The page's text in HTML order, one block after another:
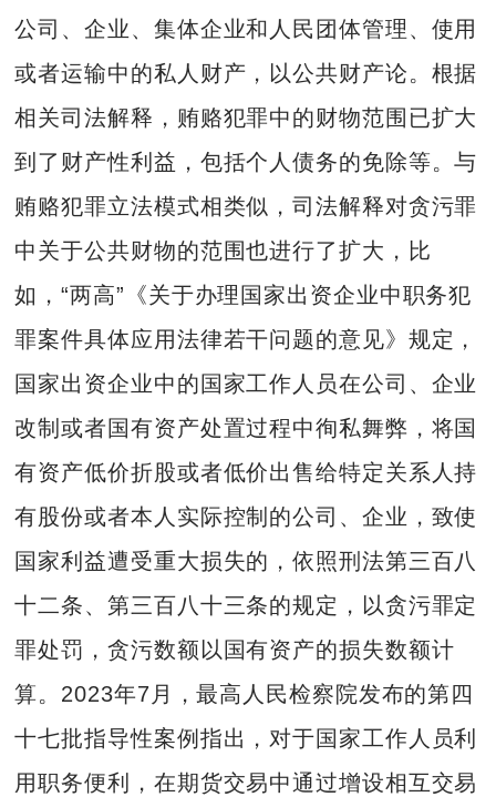
公司、企业、集体企业和人民团体管理、使用
或者运输中的私人财产，以公共财产论。根据
相关司法解释，贿赂犯罪中的财物范围已扩大
到了财产性利益，包括个人债务的免除等。与
贿赂犯罪立法模式相类似，司法解释对贪污罪
中关于公共财物的范围也进行了扩大，比
如，“两高”《关于办理国家出资企业中职务犯
罪案件具体应用法律若干问题的意见》规定，
国家出资企业中的国家工作人员在公司、企业
改制或者国有资产处置过程中徇私舞弊，将国
有资产低价折股或者低价出售给特定关系人持
有股份或者本人实际控制的公司、企业，致使
国家利益遭受重大损失的，依照刑法第三百八
十二条、第三百八十三条的规定，以贪污罪定
罪处罚，贪污数额以国有资产的损失数额计
算。2023年7月，最高人民检察院发布的第四
十七批指导性案例指出，对于国家工作人员利
用职务便利，在期货交易中通过增设相互交易